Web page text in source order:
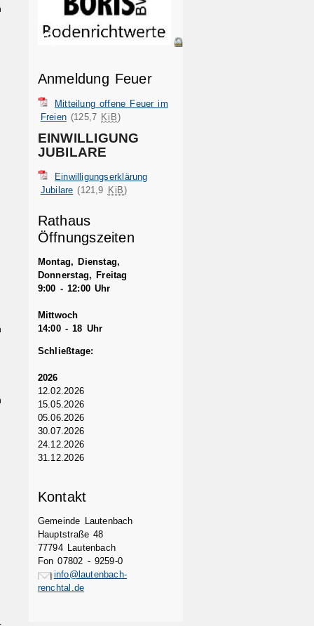
Anmeldung Feuer
Mitteilung offene Feuer im
Freien (125,7 KiB)
EINWILLIGUNG
JUBILARE
Einwilligungserklärung
Jubilare (121,9 KiB)
Rathaus
Öffnungszeiten
Montag, Dienstag,
Donnerstag, Freitag
9:00 - 12:00 Uhr
Mittwoch
14:00 - 18 Uhr
Schließtage:
2026
12.02.2026
15.05.2026
05.06.2026
30.07.2026
24.12.2026
31.12.2026
Kontakt
Gemeinde Lautenbach
Hauptstraße 48
77794 Lautenbach
Fon 07802 - 9259-0
info@lautenbach-
renchtal.de